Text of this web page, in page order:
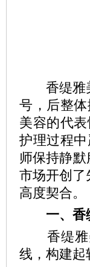
香缇雅美
号，后整
美容的代
护理过程
师保持静
市场开创
高度契合。
一、香
香缇雅美
线，构建起